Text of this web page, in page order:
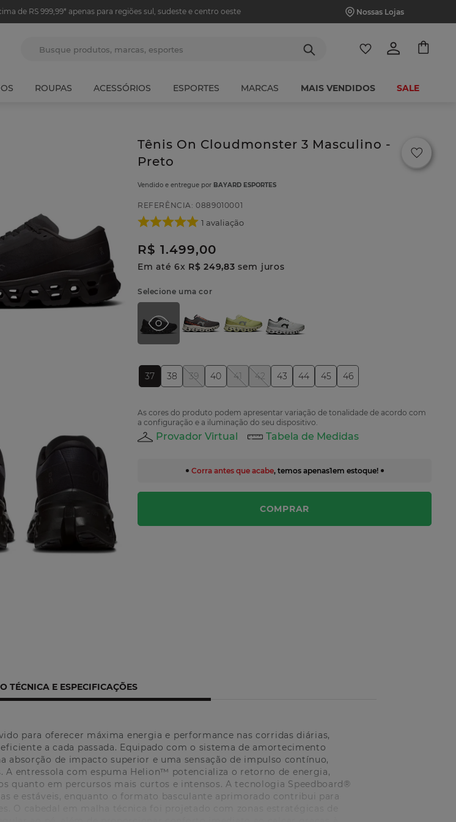
de RS 999,99* apenas para regiões sul, sudeste e centro oeste Nossas Lojas
ROUPAS ACESSÓRIOS ESPORTES MARCAS MAIS VENDIDOS SALE
Tênis On Cloudmonster 3 Masculino -
Preto
Vendido e entregue por BAYARD ESPORTES
REFERÊNCIA:0889010001
1 avaliação
R$ 1.499,00
Em até 6x R$ 249,83 sem juros
Selecione uma cor
37 38 39 40 41 42 43 44 45 46
As cores do produto podem apresentar variação de tonalidade de acordo com
a configuração e a iluminação do seu dispositivo.
Provador Virtual Tabela de Medidas
Corra antes que acabe, temos apenas1em estoque!
COMPRAR
TÉCNICA E ESPECIFICAÇÕES
para oferecer máxima energia e performance nas corridas diárias,
a cada passada. Equipado com o sistema de amortecimento
absorção de impacto superior e uma sensação de impulso contínuo,
A entressola com espuma Helion™ potencializa o retorno de energia,
em percursos mais curtos e intensos. A tecnologia Speedboard®
e estáveis, enquanto o formato basculante aprimorado contribui para